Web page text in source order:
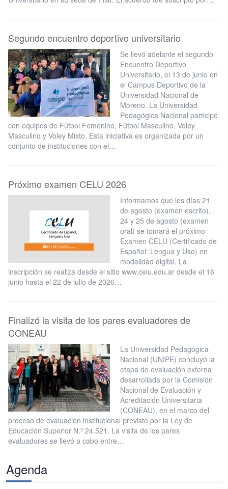
Segundo encuentro deportivo universitario
Se llevó adelante el segundo
Encuentro Deportivo
Universitario, el 13 de junio en
el Campus Deportivo de la
Universidad Nacional de
Moreno. La Universidad
Pedagógica Nacional participó
con equipos de Fútbol Femenino, Fútbol Masculino, Voley
Masculino y Voley Mixto. Esta iniciativa es organizada por un
conjunto de instituciones con el…
Próximo examen CELU 2026
Informamos que los días 21
de agosto (examen escrito),
24 y 25 de agosto (examen
oral) se tomará el próximo
Examen CELU (Certificado de
Español: Lengua y Uso) en
modalidad digital. La
inscripción se realiza desde el sitio www.celu.edu.ar desde el 16
junio hasta el 22 de julio de 2026…
Finalizó la visita de los pares evaluadores de
CONEAU
La Universidad Pedagógica
Nacional (UNIPE) concluyó la
etapa de evaluación externa
desarrollada por la Comisión
Nacional de Evaluación y
Acreditación Universitaria
(CONEAU), en el marco del
proceso de evaluación institucional previsto por la Ley de
Educación Superior N.º 24.521. La visita de los pares
evaluadores se llevó a cabo entre…
Agenda